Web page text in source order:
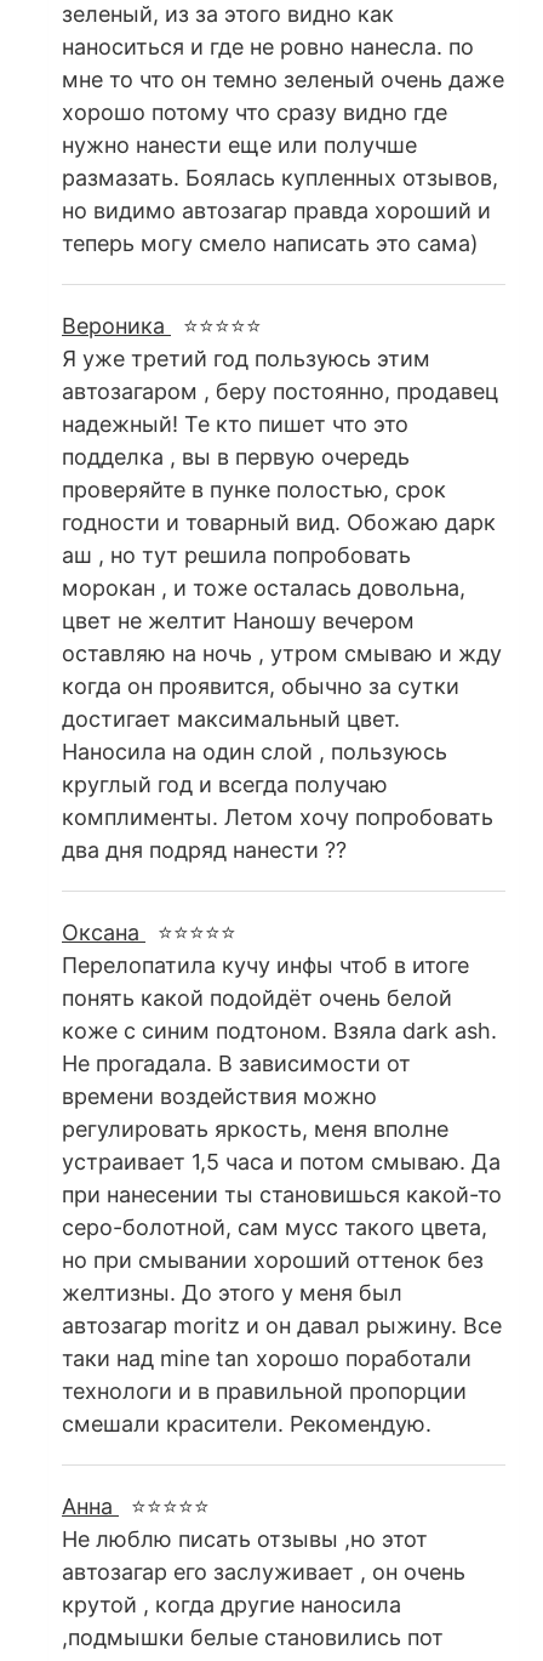
зеленый, из за этого видно как
наноситься и где не ровно нанесла. по
мне то что он темно зеленый очень даже
хорошо потому что сразу видно где
нужно нанести еще или получше
размазать. Боялась купленных отзывов,
но видимо автозагар правда хороший и
теперь могу смело написать это сама)
Вероника
⭐⭐⭐⭐⭐
Я уже третий год пользуюсь этим
автозагаром , беру постоянно, продавец
надежный! Те кто пишет что это
подделка , вы в первую очередь
проверяйте в пунке полостью, срок
годности и товарный вид. Обожаю дарк
аш , но тут решила попробовать
морокан , и тоже осталась довольна,
цвет не желтит Наношу вечером
оставляю на ночь , утром смываю и жду
когда он проявится, обычно за сутки
достигает максимальный цвет.
Наносила на один слой , пользуюсь
круглый год и всегда получаю
комплименты. Летом хочу попробовать
два дня подряд нанести ??
Оксана
⭐⭐⭐⭐⭐
Перелопатила кучу инфы чтоб в итоге
понять какой подойдёт очень белой
коже с синим подтоном. Взяла dark ash.
Не прогадала. В зависимости от
времени воздействия можно
регулировать яркость, меня вполне
устраивает 1,5 часа и потом смываю. Да
при нанесении ты становишься какой-то
серо-болотной, сам мусс такого цвета,
но при смывании хороший оттенок без
желтизны. До этого у меня был
автозагар moritz и он давал рыжину. Все
таки над mine tan хорошо поработали
технологи и в правильной пропорции
смешали красители. Рекомендую.
Анна
⭐⭐⭐⭐⭐
Не люблю писать отзывы ,но этот
автозагар его заслуживает , он очень
крутой , когда другие наносила
,подмышки белые становились пот